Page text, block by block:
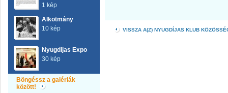
1 kép
Alkotmány
10 kép
Nyugdijas Expo
30 kép
Böngéssz a galériák
között!
VISSZA A(Z) NYUGDÍJAS KLUB